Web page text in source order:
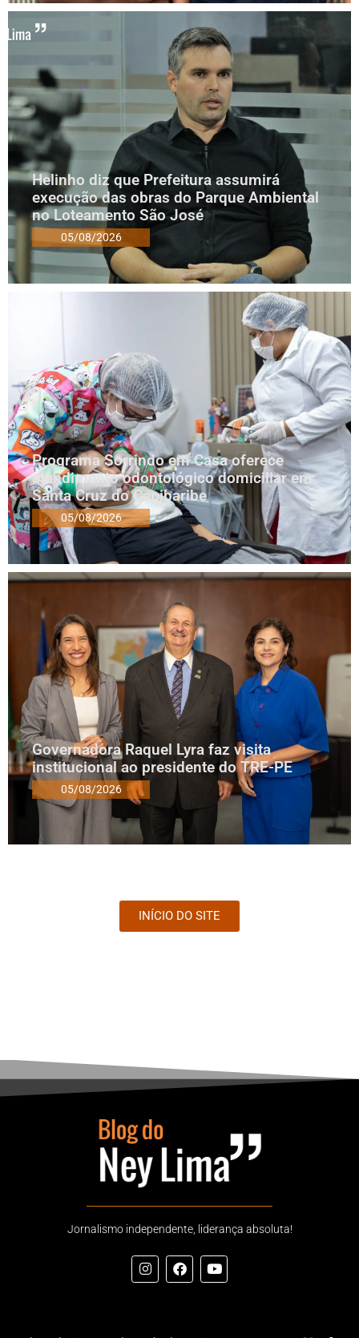
Helinho diz que Prefeitura assumirá
execução das obras do Parque Ambiental
no Loteamento São José
05/08/2026
Programa Sorrindo em Casa oferece
atendimento odontológico domiciliar em
Santa Cruz do Capibaribe
05/08/2026
Governadora Raquel Lyra faz visita
institucional ao presidente do TRE-PE
05/08/2026
INÍCIO DO SITE
Jornalismo independente, liderança absoluta!